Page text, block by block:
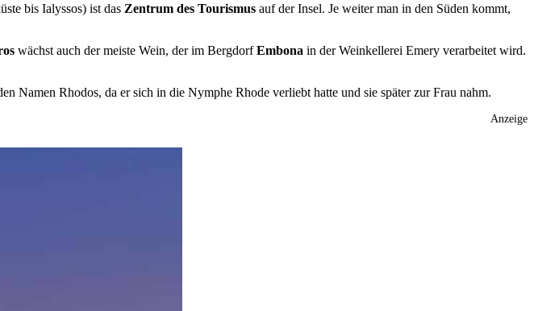
bis Ialyssos) ist das Zentrum des Tourismus auf der Insel. Je weiter man in den Süden kommt,
wächst auch der meiste Wein, der im BergdorfEmbona in der Weinkellerei Emery verarbeitet wird.
Namen Rhodos, da er sich in die Nymphe Rhode verliebt hatte und sie später zur Frau nahm.
Anzeige